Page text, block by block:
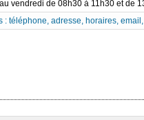
vendredi de 08h30 à 11h30 et de
: téléphone, adresse, horaires,